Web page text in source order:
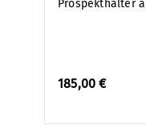
Prospekthalter
185,00 €